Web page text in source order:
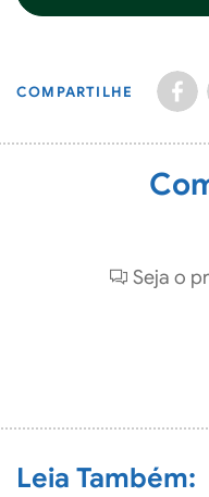
COMPARTILHE
Seja o
Leia Também: